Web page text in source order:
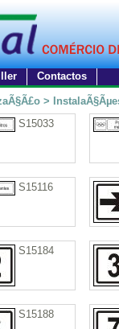
Contactos
>
S15033
S15116
S15184
S15188